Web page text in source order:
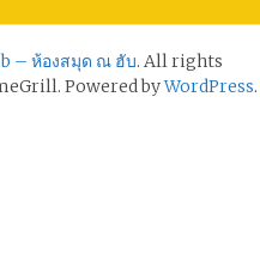
– ห้องสมุด ณ ฮับ. All rights
Powered byWordPress.